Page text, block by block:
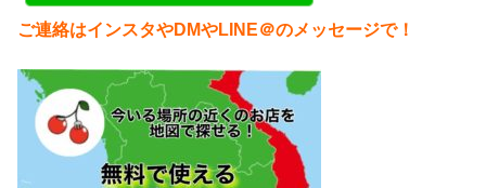
ご連絡はインスタやDMやLINE＠のメッセージで！